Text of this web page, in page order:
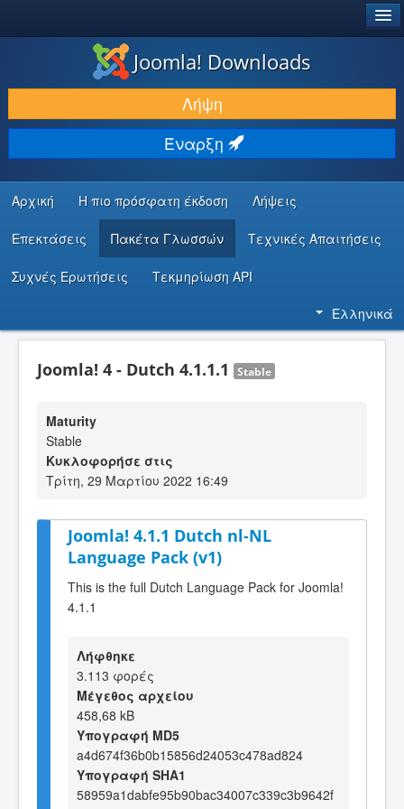
ΛΉΨΕΙΣ & ΕΠΕΚΤΆΣΕΙΣ
ΕΎΡΕΣΗ & ΜΆΘΗΣΗ
ΚΟΙΝΌΤΗΤΑ & ΥΠΟΣΤΉΡΙΞΗ
ΠΌΡΟΙ ΠΡΟΓΡΑΜΜΑΤΙΣΤΏΝ
Joomla! Downloads
Λήψη
Έναρξη
Αρχική Η πιο πρόσφατη έκδοση Λήψεις
Επεκτάσεις Πακέτα Γλωσσών Τεχνικές Απαιτήσεις
Συχνές Ερωτήσεις Τεκμηρίωση API
Ελληνικά
Joomla! 4 - Dutch 4.1.1.1 Stable
Maturity
Stable
Κυκλοφορήσε στις
Τρίτη, 29 Μαρτίου 2022 16:49
Joomla! 4.1.1 Dutch nl-NL
Language Pack (v1)
This is the full Dutch Language Pack for Joomla!
4.1.1
Λήφθηκε
3.113 φορές
Μέγεθος αρχείου
458,68 kB
Υπογραφή MD5
a4d674f36b0b15856d24053c478ad824
Υπογραφή SHA1
58959a1dabfe95b90bac34007c339c3b9642f